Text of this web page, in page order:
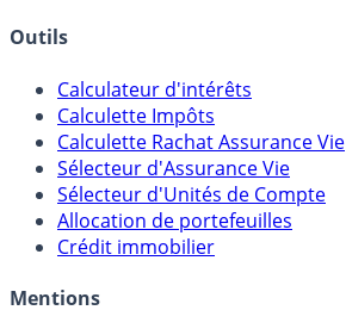
Outils
Calculateur d'intérêts
Calculette Impôts
Calculette Rachat Assurance Vie
Sélecteur d'Assurance Vie
Sélecteur d'Unités de Compte
Allocation de portefeuilles
Crédit immobilier
Mentions